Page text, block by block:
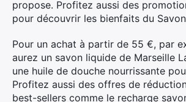
propose. Profitez aussi des
pour découvrir les bienfaits du
Pour un achat à partir de 55 €, par
aurez un savon liquide de Marseille
une huile de douche nourrissante
Profitez aussi des offres de
best-sellers comme le recharge